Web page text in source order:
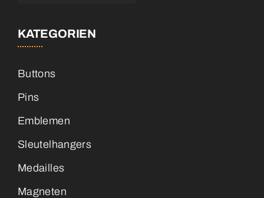
KATEGORIEN
Buttons
Pins
Emblemen
Sleutelhangers
Medailles
Magneten